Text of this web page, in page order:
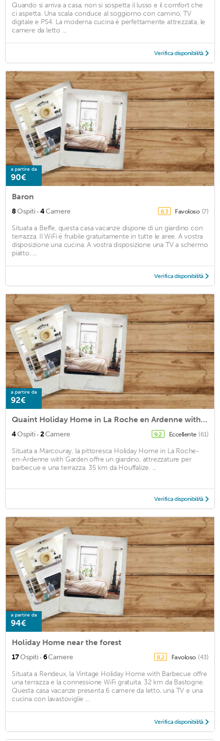
Quando si arriva a casa, non si sospetta il lusso e il comfort che
ci aspetta. Una scala conduce al soggiorno con camino, TV
digitale e PS4. La moderna cucina è perfettamente attrezzata, le
camere da letto ...
Verifica disponibilità
a partire da
90€
Baron
8Ospiti · 4Camere 8,3 Favoloso (7)
Situata a Beffe, questa casa vacanze dispone di un giardino con
terrazza. Il WiFi è fruibile gratuitamente in tutte le aree. A vostra
disposizione una cucina. A vostra disposizione una TV a schermo
piatto. ...
Verifica disponibilità
a partire da
92€
Quaint Holiday Home in La Roche en Ardenne with Garden
4Ospiti · 2Camere 9,2 Eccellente (61)
Situata a Marcouray, la pittoresca Holiday Home in La Roche-
en-Ardenne with Garden offre un giardino, attrezzature per
barbecue e una terrazza. 35 km da Houffalize. ...
Verifica disponibilità
a partire da
94€
Holiday Home near the forest
17Ospiti · 6Camere 8,2 Favoloso (43)
Situata a Rendeux, la Vintage Holiday Home with Barbecue offre
una terrazza e la connessione WiFi gratuita. 32 km da Bastogne.
Questa casa vacanze presenta 6 camere da letto, una TV e una
cucina con lavastoviglie ...
Verifica disponibilità